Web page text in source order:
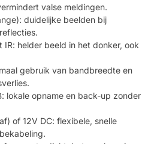
valse meldingen.
duidelijke beelden bij
IR: helder beeld in het donker, ook
gebruik van bandbreedte en
lokale opname en back-up zonder
of 12V DC: flexibele, snelle